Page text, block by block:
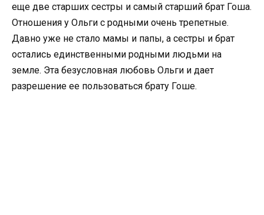
еще две старших сестры и самый старший брат Гоша.
Отношения у Ольги с родными очень трепетные.
Давно уже не стало мамы и папы, а сестры и брат
остались единственными родными людьми на
земле. Эта безусловная любовь Ольги и дает
разрешение ее пользоваться брату Гоше.